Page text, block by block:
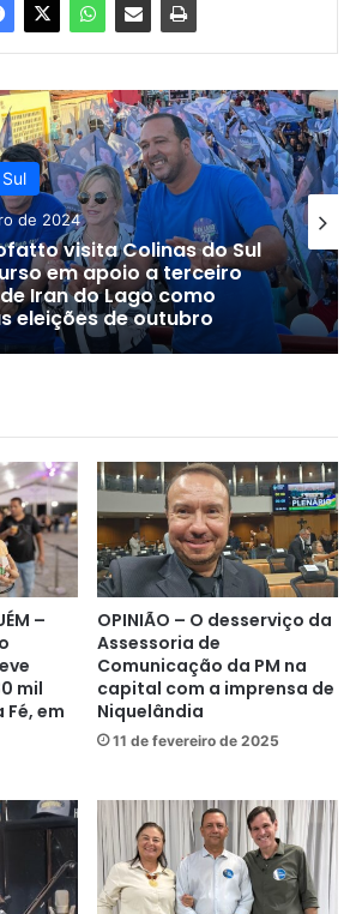
de 2024
visita Colinas do Sul
em apoio a terceiro
Iran do Lago como
eleições de outubro
–
mil
em
OPINIÃO – O desserviço da
Assessoria de
Comunicação da PM na
capital com a imprensa de
Niquelândia
11 de fevereiro de 2025